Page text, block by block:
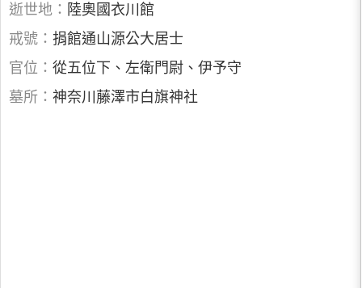
逝世地： 陸奧國衣川館
戒號： 捐館通山源公大居士
官位： 從五位下、左衛門尉、伊予守
墓所： 神奈川藤澤市白旗神社